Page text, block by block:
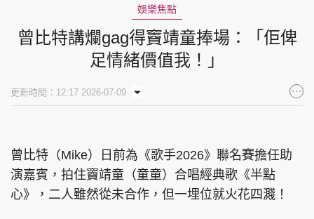
玄學靈異 東周專欄
東周刊 cazbuyer 東Touch
娛樂焦點
曾比特講爛gag得竇靖童捧場：「佢俾
足情緒價值我！」
更新時間：12:17 2026-07-09
曾比特（Mike）日前為《歌手2026》聯名賽擔任助
演嘉賓，拍住竇靖童（童童）合唱經典歌《半點
心》，二人雖然從未合作，但一埋位就火花四濺！